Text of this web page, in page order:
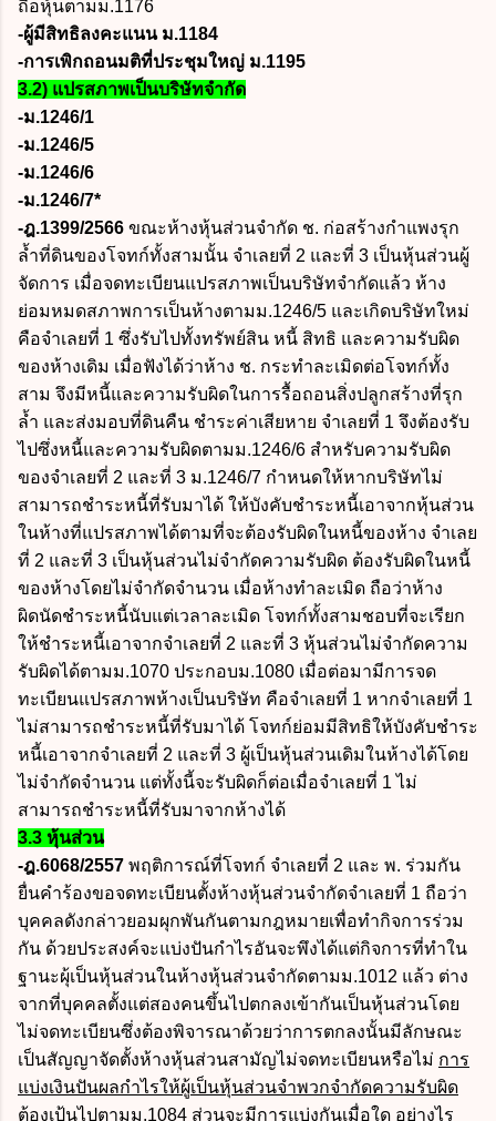
ถือหุ้นตามม.1176
-ผู้มีสิทธิลงคะแนน ม.1184
-การเพิกถอนมติที่ประชุมใหญ่ ม.1195
3.2) แปรสภาพเป็นบริษัทจำกัด
-ม.1246/1
-ม.1246/5
-ม.1246/6
-ม.1246/7*
-ฎ.1399/2566 ขณะห้างหุ้นส่วนจำกัด ช. ก่อสร้างกำแพงรุก
ล้ำที่ดินของโจทก์ทั้งสามนั้น จำเลยที่ 2 และที่ 3 เป็นหุ้นส่วนผู้
จัดการ เมื่อจดทะเบียนแปรสภาพเป็นบริษัทจำกัดแล้ว ห้าง
ย่อมหมดสภาพการเป็นห้างตามม.1246/5 และเกิดบริษัทใหม่
คือจำเลยที่ 1 ซึ่งรับไปทั้งทรัพย์สิน หนี้ สิทธิ และความรับผิด
ของห้างเดิม เมื่อฟังได้ว่าห้าง ช. กระทำละเมิดต่อโจทก์ทั้ง
สาม จึงมีหนี้และความรับผิดในการรื้อถอนสิ่งปลูกสร้างที่รุก
ล้ำ และส่งมอบที่ดินคืน ชำระค่าเสียหาย จำเลยที่ 1 จึงต้องรับ
ไปซึ่งหนี้และความรับผิดตามม.1246/6 สำหรับความรับผิด
ของจำเลยที่ 2 และที่ 3 ม.1246/7 กำหนดให้หากบริษัทไม่
สามารถชำระหนี้ที่รับมาได้ ให้บังคับชำระหนี้เอาจากหุ้นส่วน
ในห้างที่แปรสภาพได้ตามที่จะต้องรับผิดในหนี้ของห้าง จำเลย
ที่ 2 และที่ 3 เป็นหุ้นส่วนไม่จำกัดความรับผิด ต้องรับผิดในหนี้
ของห้างโดยไม่จำกัดจำนวน เมื่อห้างทำละเมิด ถือว่าห้าง
ผิดนัดชำระหนี้นับแต่เวลาละเมิด โจทก์ทั้งสามชอบที่จะเรียก
ให้ชำระหนี้เอาจากจำเลยที่ 2 และที่ 3 หุ้นส่วนไม่จำกัดความ
รับผิดได้ตามม.1070 ประกอบม.1080 เมื่อต่อมามีการจด
ทะเบียนแปรสภาพห้างเป็นบริษัท คือจำเลยที่ 1 หากจำเลยที่ 1
ไม่สามารถชำระหนี้ที่รับมาได้ โจทก์ย่อมมีสิทธิให้บังคับชำระ
หนี้เอาจากจำเลยที่ 2 และที่ 3 ผู้เป็นหุ้นส่วนเดิมในห้างได้โดย
ไม่จำกัดจำนวน แต่ทั้งนี้จะรับผิดก็ต่อเมื่อจำเลยที่ 1 ไม่
สามารถชำระหนี้ที่รับมาจากห้างได้
3.3 หุ้นส่วน
-ฎ.6068/2557 พฤติการณ์ที่โจทก์ จำเลยที่ 2 และ พ. ร่วมกัน
ยื่นคำร้องขอจดทะเบียนตั้งห้างหุ้นส่วนจำกัดจำเลยที่ 1 ถือว่า
บุคคลดังกล่าวยอมผุกพันกันตามกฎหมายเพื่อทำกิจการร่วม
กัน ด้วยประสงค์จะแบ่งปันกำไรอันจะพึงได้แต่กิจการที่ทำใน
ฐานะผุ้เป็นหุ้นส่วนในห้างหุ้นส่วนจำกัดตามม.1012 แล้ว ต่าง
จากที่บุคคลตั้งแต่สองคนขึ้นไปตกลงเข้ากันเป็นหุ้นส่วนโดย
ไม่จดทะเบียนซึ่งต้องพิจารณาด้วยว่าการตกลงนั้นมีลักษณะ
เป็นสัญญาจัดตั้งห้างหุ้นส่วนสามัญไม่จดทะเบียนหรือไม่ การ
แบ่งเงินปันผลกำไรให้ผู้เป็นหุ้นส่วนจำพวกจำกัดความรับผิด
ต้องเป้นไปตามม.1084 ส่วนจะมีการแบ่งกันเมื่อใด อย่างไร